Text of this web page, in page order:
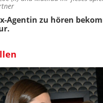
Agentin zu hören